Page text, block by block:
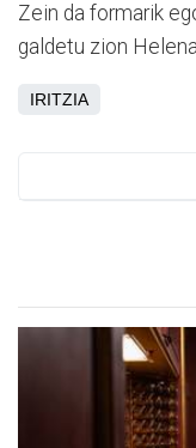
Zein da formarik
galdetu zion
IRITZIA